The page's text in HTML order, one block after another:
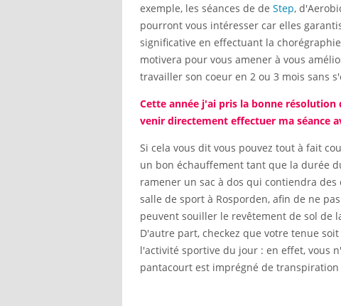
exemple, les séances de de Step,
pourront vous intéresser car elles
significative en effectuant la
motivera pour vous amener à vous
travailler son coeur en 2 ou 3 mois sans
Cette année j'ai pris la bonne
venir directement effectuer ma séance
Si cela vous dit vous pouvez tout à fait
un bon échauffement tant que la durée
ramener un sac à dos qui contiendra
salle de sport à Rosporden, afin de ne
peuvent souiller le revêtement de sol de
D'autre part, checkez que votre tenue
l'activité sportive du jour : en effet, vous
pantacourt est imprégné de transpiration